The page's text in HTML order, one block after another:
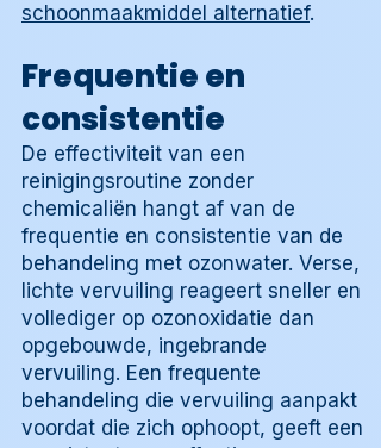
schoonmaakmiddel alternatief.
Frequentie en
consistentie
De effectiviteit van een
reinigingsroutine zonder
chemicaliën hangt af van de
frequentie en consistentie van de
behandeling met ozonwater. Verse,
lichte vervuiling reageert sneller en
vollediger op ozonoxidatie dan
opgebouwde, ingebrande
vervuiling. Een frequente
behandeling die vervuiling aanpakt
voordat die zich ophoopt, geeft een